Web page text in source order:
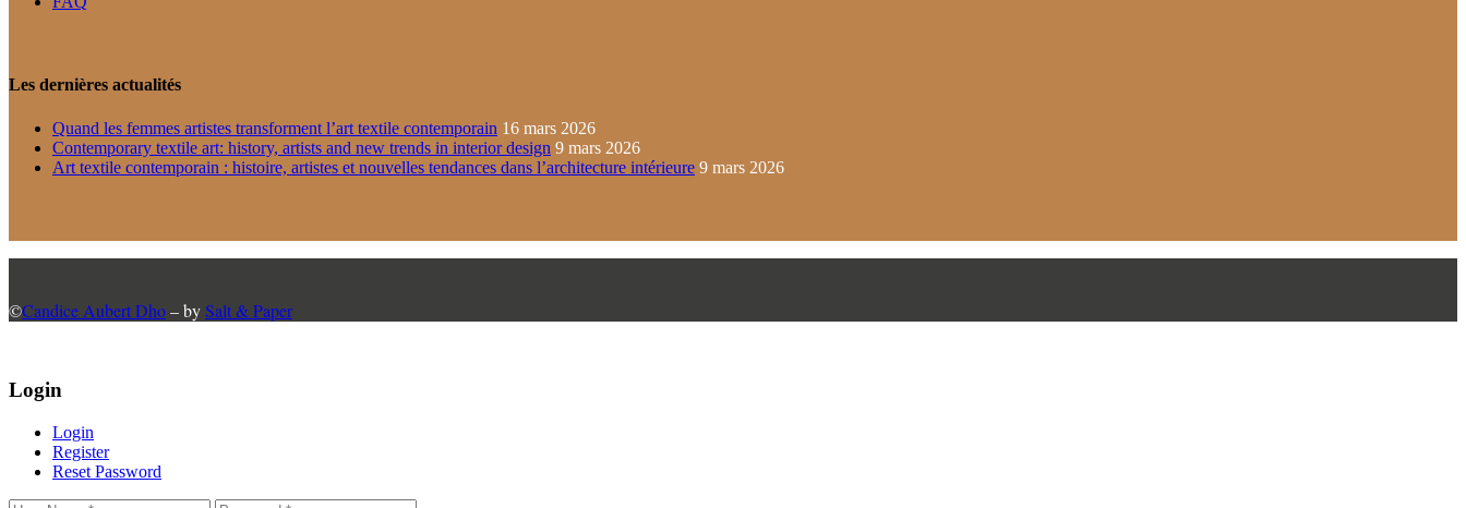
Les dernières actualités
Quand les femmes artistes transforment l’art textile contemporain 16 mars 2026
Contemporary textile art: history, artists and new trends in interior design 9 mars 2026
Art textile contemporain : histoire, artistes et nouvelles tendances dans l’architecture intérieure 9 mars 2026
©Candice Aubert Dho– bySalt & Paper
Login
Login
Register
Reset Password